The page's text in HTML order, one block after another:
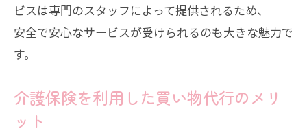
ビスは専門のスタッフによって提供されるため、
安全で安心なサービスが受けられるのも大きな魅力で
す。
介護保険を利用した買い物代行のメリ
ット